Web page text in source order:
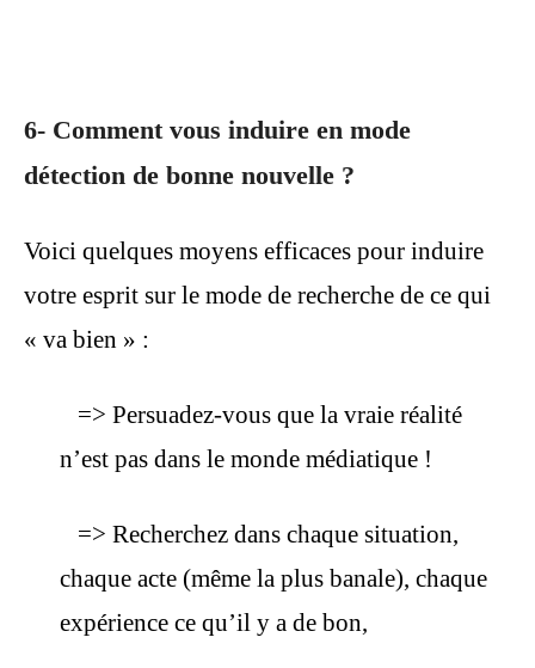
6- Comment vous induire en mode
détection de bonne nouvelle ?
Voici quelques moyens efficaces pour induire
votre esprit sur le mode de recherche de ce qui
« va bien » :
=> Persuadez-vous que la vraie réalité
n’est pas dans le monde médiatique !
=> Recherchez dans chaque situation,
chaque acte (même la plus banale), chaque
expérience ce qu’il y a de bon,